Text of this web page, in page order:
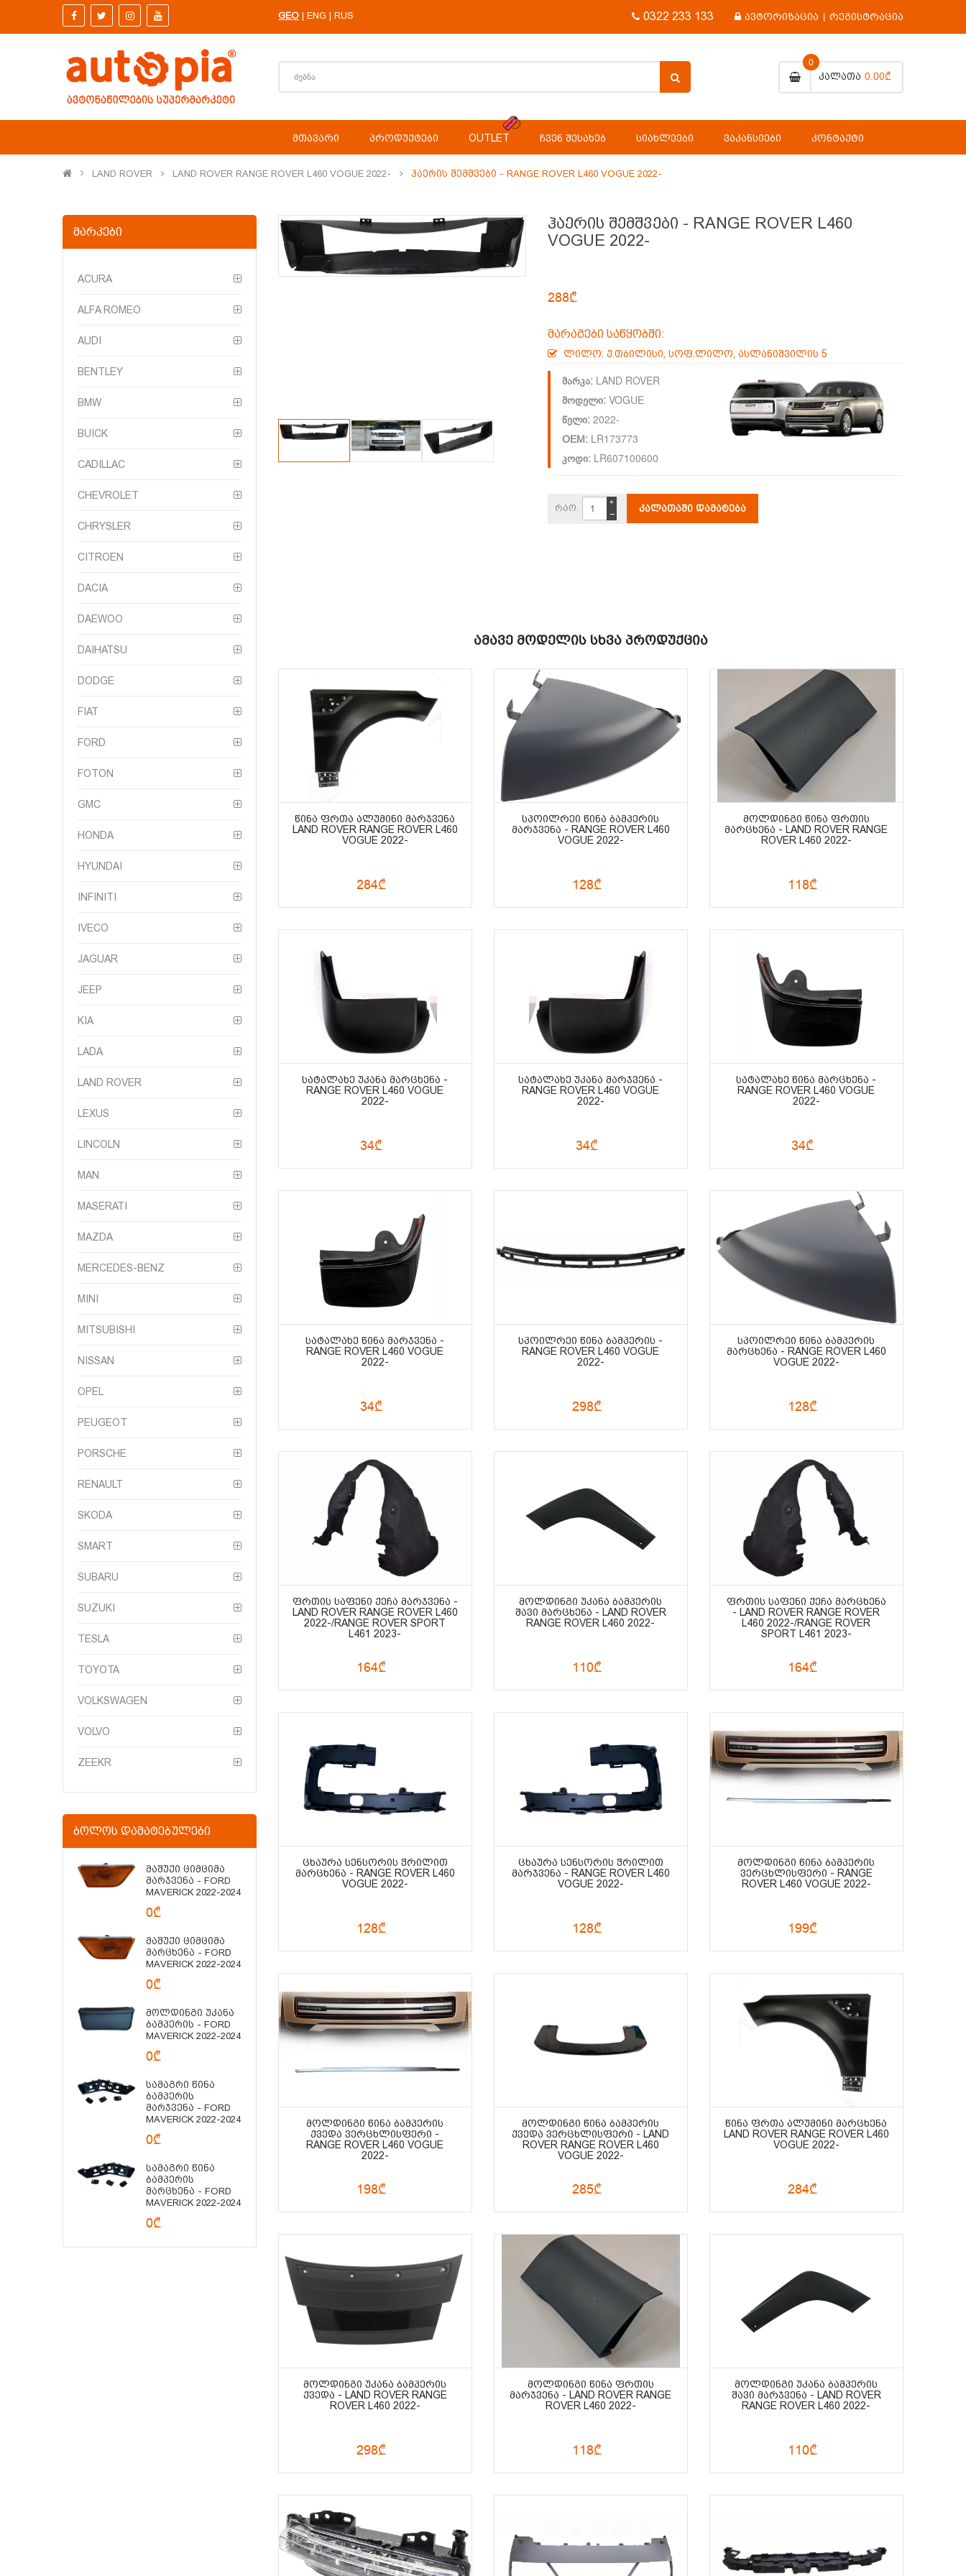
GEO | ENG | RUS 0322 233 133 ავტორიზაცია | რეგისტრაცია
Კალათა
0
0.00₾
ᲛᲗᲐᲕᲐᲠᲘ ᲞᲠᲝᲓᲣᲥᲢᲔᲑᲘ OUTLET ᲩᲕᲔᲜ ᲨᲔᲡᲐᲮᲔᲑ ᲡᲘᲐᲮᲚᲔᲔᲑᲘ ᲕᲐᲙᲐᲜᲡᲘᲔᲑᲘ ᲙᲝᲜᲢᲐᲥᲢᲘ
LAND ROVER LAND ROVER RANGE ROVER L460 VOGUE 2022- Ჰაერის Შემშვები - RANGE ROVER L460 VOGUE 2022-
ᲛᲐᲠᲙᲔᲑᲘ
ACURA
ALFA ROMEO
AUDI
BENTLEY
BMW
BUICK
CADILLAC
CHEVROLET
CHRYSLER
CITROEN
DACIA
DAEWOO
DAIHATSU
DODGE
FIAT
FORD
FOTON
GMC
HONDA
HYUNDAI
INFINITI
IVECO
JAGUAR
JEEP
KIA
LADA
LAND ROVER
LEXUS
LINCOLN
MAN
MASERATI
MAZDA
MERCEDES-BENZ
MINI
MITSUBISHI
NISSAN
OPEL
PEUGEOT
PORSCHE
RENAULT
SKODA
SMART
SUBARU
SUZUKI
TESLA
TOYOTA
VOLKSWAGEN
VOLVO
ZEEKR
ᲑᲝᲚᲝᲡ ᲓᲐᲛᲐᲢᲔᲑᲣᲚᲔᲑᲘ
Მაშუქი Ციმციმა
Მარჯვენა - FORD
MAVERICK 2022-2024
0₾
Მაშუქი Ციმციმა
Მარცხენა - FORD
MAVERICK 2022-2024
0₾
Მოლდინგი Უკანა
Ბამპერის - FORD
MAVERICK 2022-2024
0₾
Სამაგრი Წინა
Ბამპერის
Მარჯვენა - FORD
MAVERICK 2022-2024
0₾
Სამაგრი Წინა
Ბამპერის
Მარცხენა - FORD
MAVERICK 2022-2024
0₾
ჰაერის შემშვები - RANGE ROVER L460
VOGUE 2022-
288₾
მარაგები საწყობში:
ლილო: ქ.თბილისი, სოფ.ლილო, ასლანიშვილის 5
მარკა: LAND ROVER
მოდელი: VOGUE
წელი: 2022-
OEM: LR173773
კოდი: LR607100600
რაო. −
+
Ამავე Მოდელის Სხვა Პროდუქცია
ᲬᲘᲜᲐ ᲤᲠᲗᲐ ᲐᲚᲣᲛᲘᲜᲘ ᲛᲐᲠᲯᲕᲔᲜᲐ
LAND ROVER RANGE ROVER L460
VOGUE 2022-
284₾
ᲡᲞᲝᲘᲚᲠᲔᲘ ᲬᲘᲜᲐ ᲑᲐᲛᲞᲔᲠᲘᲡ
ᲛᲐᲠᲯᲕᲔᲜᲐ - RANGE ROVER L460
VOGUE 2022-
128₾
ᲛᲝᲚᲓᲘᲜᲒᲘ ᲬᲘᲜᲐ ᲤᲠᲗᲘᲡ
ᲛᲐᲠᲪᲮᲔᲜᲐ - LAND ROVER RANGE
ROVER L460 2022-
118₾
ᲡᲐᲢᲐᲚᲐᲮᲔ ᲣᲙᲐᲜᲐ ᲛᲐᲠᲪᲮᲔᲜᲐ -
RANGE ROVER L460 VOGUE
2022-
34₾
ᲡᲐᲢᲐᲚᲐᲮᲔ ᲣᲙᲐᲜᲐ ᲛᲐᲠᲯᲕᲔᲜᲐ -
RANGE ROVER L460 VOGUE
2022-
34₾
ᲡᲐᲢᲐᲚᲐᲮᲔ ᲬᲘᲜᲐ ᲛᲐᲠᲪᲮᲔᲜᲐ -
RANGE ROVER L460 VOGUE
2022-
34₾
ᲡᲐᲢᲐᲚᲐᲮᲔ ᲬᲘᲜᲐ ᲛᲐᲠᲯᲕᲔᲜᲐ -
RANGE ROVER L460 VOGUE
2022-
34₾
ᲡᲞᲝᲘᲚᲠᲔᲘ ᲬᲘᲜᲐ ᲑᲐᲛᲞᲔᲠᲘᲡ -
RANGE ROVER L460 VOGUE
2022-
298₾
ᲡᲞᲝᲘᲚᲠᲔᲘ ᲬᲘᲜᲐ ᲑᲐᲛᲞᲔᲠᲘᲡ
ᲛᲐᲠᲪᲮᲔᲜᲐ - RANGE ROVER L460
VOGUE 2022-
128₾
ᲤᲠᲗᲘᲡ ᲡᲐᲤᲔᲜᲘ ᲥᲔᲩᲐ ᲛᲐᲠᲯᲕᲔᲜᲐ -
LAND ROVER RANGE ROVER L460
2022-/RANGE ROVER SPORT
L461 2023-
164₾
ᲛᲝᲚᲓᲘᲜᲒᲘ ᲣᲙᲐᲜᲐ ᲑᲐᲛᲞᲔᲠᲘᲡ
ᲨᲐᲕᲘ ᲛᲐᲠᲪᲮᲔᲜᲐ - LAND ROVER
RANGE ROVER L460 2022-
110₾
ᲤᲠᲗᲘᲡ ᲡᲐᲤᲔᲜᲘ ᲥᲔᲩᲐ ᲛᲐᲠᲪᲮᲔᲜᲐ
- LAND ROVER RANGE ROVER
L460 2022-/RANGE ROVER
SPORT L461 2023-
164₾
ᲪᲮᲐᲣᲠᲐ ᲡᲔᲜᲡᲝᲠᲘᲡ ᲭᲠᲘᲚᲘᲗ
ᲛᲐᲠᲪᲮᲔᲜᲐ - RANGE ROVER L460
VOGUE 2022-
128₾
ᲪᲮᲐᲣᲠᲐ ᲡᲔᲜᲡᲝᲠᲘᲡ ᲭᲠᲘᲚᲘᲗ
ᲛᲐᲠᲯᲕᲔᲜᲐ - RANGE ROVER L460
VOGUE 2022-
128₾
ᲛᲝᲚᲓᲘᲜᲒᲘ ᲬᲘᲜᲐ ᲑᲐᲛᲞᲔᲠᲘᲡ
ᲕᲔᲠᲪᲮᲚᲘᲡᲤᲔᲠᲘ - RANGE
ROVER L460 VOGUE 2022-
199₾
ᲛᲝᲚᲓᲘᲜᲒᲘ ᲬᲘᲜᲐ ᲑᲐᲛᲞᲔᲠᲘᲡ
ᲥᲕᲔᲓᲐ ᲕᲔᲠᲪᲮᲚᲘᲡᲤᲔᲠᲘ -
RANGE ROVER L460 VOGUE
2022-
198₾
ᲛᲝᲚᲓᲘᲜᲒᲘ ᲬᲘᲜᲐ ᲑᲐᲛᲞᲔᲠᲘᲡ
ᲥᲕᲔᲓᲐ ᲕᲔᲠᲪᲮᲚᲘᲡᲤᲔᲠᲘ - LAND
ROVER RANGE ROVER L460
VOGUE 2022-
285₾
ᲬᲘᲜᲐ ᲤᲠᲗᲐ ᲐᲚᲣᲛᲘᲜᲘ ᲛᲐᲠᲪᲮᲔᲜᲐ
LAND ROVER RANGE ROVER L460
VOGUE 2022-
284₾
ᲛᲝᲚᲓᲘᲜᲒᲘ ᲣᲙᲐᲜᲐ ᲑᲐᲛᲞᲔᲠᲘᲡ
ᲥᲕᲔᲓᲐ - LAND ROVER RANGE
ROVER L460 2022-
298₾
ᲛᲝᲚᲓᲘᲜᲒᲘ ᲬᲘᲜᲐ ᲤᲠᲗᲘᲡ
ᲛᲐᲠᲯᲕᲔᲜᲐ - LAND ROVER RANGE
ROVER L460 2022-
118₾
ᲛᲝᲚᲓᲘᲜᲒᲘ ᲣᲙᲐᲜᲐ ᲑᲐᲛᲞᲔᲠᲘᲡ
ᲨᲐᲕᲘ ᲛᲐᲠᲯᲕᲔᲜᲐ - LAND ROVER
RANGE ROVER L460 2022-
110₾